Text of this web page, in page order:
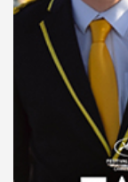
15 Nisan 2025